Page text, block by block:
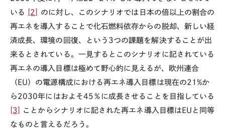
いる
[2]
のに対し、このシナリオでは日本の倍以上の割合の
再エネを導入することで化石燃料依存からの脱却、新しい経
済成長、環境の回復、という3つの課題を解決することが出
来るとされている。一見するとこのシナリオに記されている
再エネの導入目標は極めて野心的に見えるが、欧州連合
（EU）の電源構成における再エネ導入目標は現在の21%か
ら2030年にはおよそ45％に成長させることを目指している
[3]
ことからシナリオに記された再エネ導入目標はEUと同等
なものと言えるだろう。